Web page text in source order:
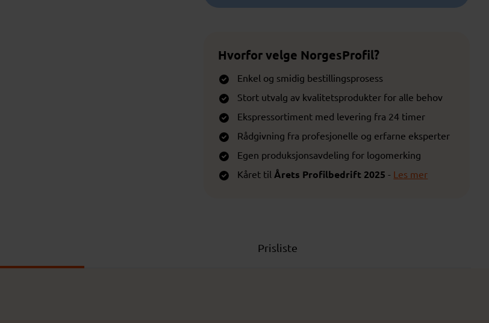
Hvorfor velge NorgesProfil?
Enkel og smidig bestillingsprosess
Stort utvalg av kvalitetsprodukter for alle behov
Ekspressortiment med levering fra 24 timer
Rådgivning fra profesjonelle og erfarne eksperter
Egen produksjonsavdeling for logomerking
Kåret til Årets Profilbedrift 2025 - Les mer
Prisliste